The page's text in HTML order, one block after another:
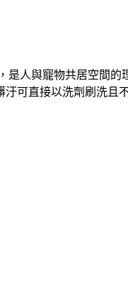
是人與寵物共居空間的
汙可直接以洗劑刷洗且